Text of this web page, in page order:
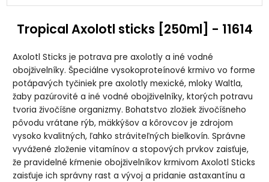
Tropical Axolotl sticks [250ml] - 11614
Axolotl Sticks je potrava pre axolotly a iné vodné
obojživelníky. Špeciálne vysokoproteínové krmivo vo forme
potápavých tyčiniek pre axolotly mexické, mloky Waltla,
žaby pazúrovité a iné vodné obojživelníky, ktorých potravu
tvoria živočíšne organizmy.Bohatstvo zložiek živočíšneho
pôvodu vrátane rýb, mäkkýšov a kôrovcov je zdrojom
vysoko kvalitných, ľahko stráviteľných bielkovín.Správne
vyvážené zloženie vitamínov a stopových prvkov zaisťuje,
že pravidelné kŕmenie obojživelníkov krmivom Axolotl Sticks
zaisťuje ich správny rast a vývoj a pridanie astaxantínu a